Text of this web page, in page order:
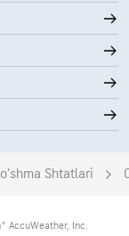
Shtatlari
AccuWeather, Inc.